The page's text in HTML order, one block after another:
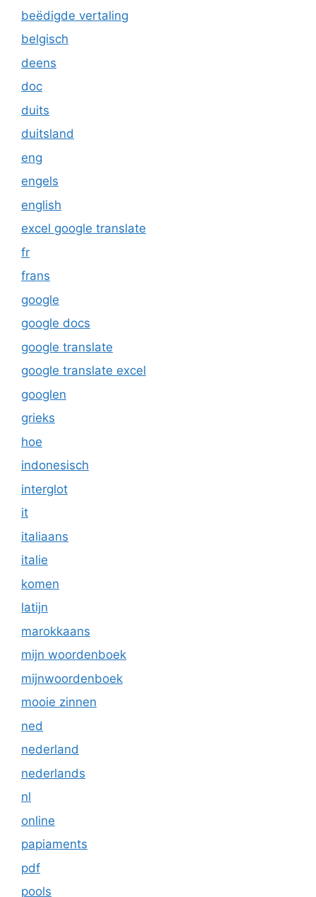
beëdigde vertaling
belgisch
deens
doc
duits
duitsland
eng
engels
english
excel google translate
fr
frans
google
google docs
google translate
google translate excel
googlen
grieks
hoe
indonesisch
interglot
it
italiaans
italie
komen
latijn
marokkaans
mijn woordenboek
mijnwoordenboek
mooie zinnen
ned
nederland
nederlands
nl
online
papiaments
pdf
pools